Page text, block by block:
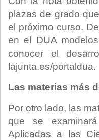
plazas de grado
el próximo curso.
en el DUA
conocer el
lajunta.es/portaldua.
Las materias más
Por otro lado, las
que se
Aplicadas a las